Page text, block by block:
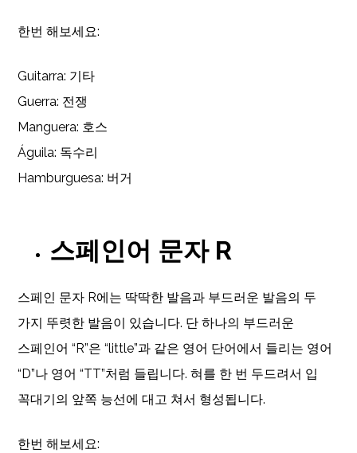
한번 해보세요:
Guitarra: 기타
Guerra: 전쟁
Manguera: 호스
Águila: 독수리
Hamburguesa: 버거
스페인어 문자 R
스페인 문자 R에는 딱딱한 발음과 부드러운 발음의 두
가지 뚜렷한 발음이 있습니다. 단 하나의 부드러운
스페인어 “R”은 “little”과 같은 영어 단어에서 들리는 영어
“D”나 영어 “TT”처럼 들립니다. 혀를 한 번 두드려서 입
꼭대기의 앞쪽 능선에 대고 쳐서 형성됩니다.
한번 해보세요: